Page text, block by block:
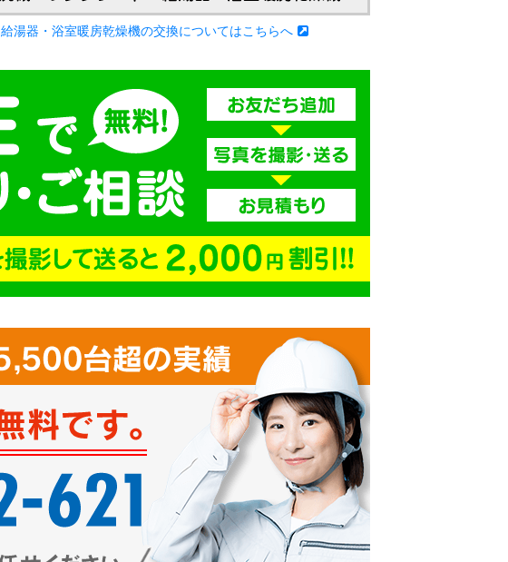
給湯器・浴室暖房乾燥機の交換についてはこちらへ